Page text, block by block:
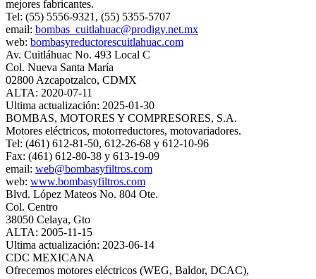
mejores fabricantes.
Tel: (55) 5556-9321, (55) 5355-5707
email: bombas_cuitlahuac@prodigy.net.mx
web: bombasyreductorescuitlahuac.com
Av. Cuitláhuac No. 493 Local C
Col. Nueva Santa María
02800 Azcapotzalco, CDMX
ALTA: 2020-07-11
Ultima actualización: 2025-01-30
BOMBAS, MOTORES Y COMPRESORES, S.A.
Motores eléctricos, motorreductores, motovariadores.
Tel: (461) 612-81-50, 612-26-68 y 612-10-96
Fax: (461) 612-80-38 y 613-19-09
email: web@bombasyfiltros.com
web: www.bombasyfiltros.com
Blvd. López Mateos No. 804 Ote.
Col. Centro
38050 Celaya, Gto
ALTA: 2005-11-15
Ultima actualización: 2023-06-14
CDC MEXICANA
Ofrecemos motores eléctricos (WEG, Baldor, DCAC),